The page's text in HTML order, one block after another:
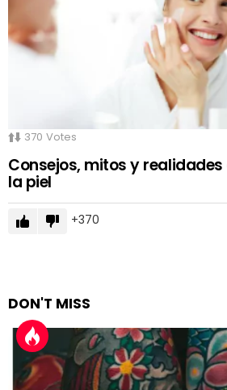
370 Votes
Consejos, mitos y
la piel
370
DON'T MISS